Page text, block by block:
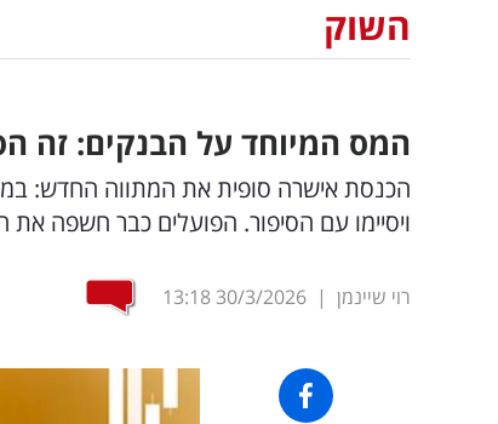
השוק
המס המיוחד על הבנקים: זה
ויסיימו עם הסיפור. הפועלים כבר חשפה
רוי שיינמן |
30/3/2026
13:18